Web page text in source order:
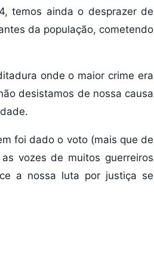
temos ainda o desprazer de
da população, cometendo
onde o maior crime era
desistamos de nossa causa
foi dado o voto (mais que de
vozes de muitos guerreiros
a nossa luta por justiça se